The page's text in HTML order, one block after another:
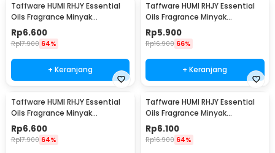
Taffware HUMI RHJY Essential
Oils Fragrance Minyak
Aromatherapy 10ml Jasmine -
RD-20
Rp6.600
Rp17.900 64%
+ Keranjang
Taffware HUMI RHJY Essential
Oils Fragrance Minyak
Aromatherapy 10ml Strawberry
- RD-20
Rp5.900
Rp16.900 66%
+ Keranjang
Taffware HUMI RHJY Essential
Oils Fragrance Minyak
Aromatherapy 10ml Orange -
RD-20
Rp6.600
Rp17.900 64%
Taffware HUMI RHJY Essential
Oils Fragrance Minyak
Aromatherapy 10ml Lavender -
RD-20
Rp6.100
Rp16.900 64%